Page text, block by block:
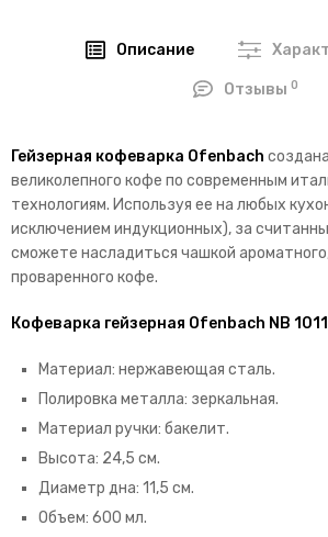
Описание
Отзывы0
Гейзерная кофеварка Ofenbach
великолепного кофе по современным
технологиям. Используя ее на любых
исключением индукционных), за
сможете насладиться чашкой
проваренного кофе.
Кофеварка гейзерная Ofenbach NB
Материал: нержавеющая сталь.
Полировка металла: зеркальная.
Материал ручки: бакелит.
Высота: 24,5 см.
Диаметр дна: 11,5 см.
Объем: 600 мл.